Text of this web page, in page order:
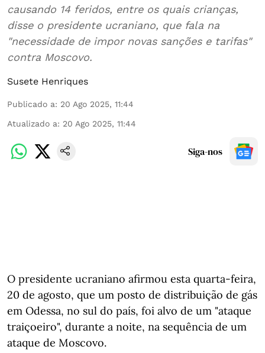
causando 14 feridos, entre os quais crianças,
disse o presidente ucraniano, que fala na
"necessidade de impor novas sanções e tarifas"
contra Moscovo.
Susete Henriques
Publicado a: 20 Ago 2025, 11:44
Atualizado a: 20 Ago 2025, 11:44
Siga-nos
O presidente ucraniano afirmou esta quarta-feira,
20 de agosto, que um posto de distribuição de gás
em Odessa, no sul do país, foi alvo de um "ataque
traiçoeiro", durante a noite, na sequência de um
ataque de Moscovo.